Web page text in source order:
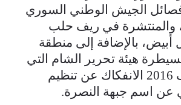
الجيش الوطني السوري
والمنتشرة في ريف حلب
أبيض، بالإضافة إلى منطقة
هيئة تحرير الشام التي
أعلنت في صيف 2016 الانفكاك عن تنظيم
عن اسم جبهة النصرة.